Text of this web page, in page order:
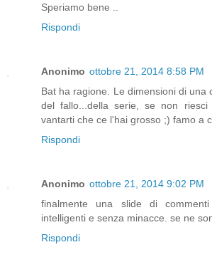
Speriamo bene ..
Rispondi
Anonimo ottobre 21, 2014 8:58 PM
Bat ha ragione. Le dimensioni di una
del fallo...della serie, se non
vantarti che ce l'hai grosso ;) famo a
Rispondi
Anonimo ottobre 21, 2014 9:02 PM
finalmente una slide di commenti
intelligenti e senza minacce. se ne
Rispondi